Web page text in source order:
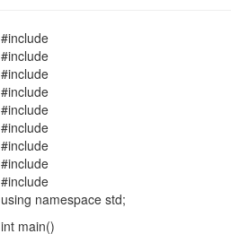
#include
#include
#include
#include
#include
#include
#include
#include
#include
using namespace std;
int main()